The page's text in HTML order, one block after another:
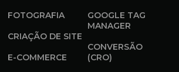
FOTOGRAFIA
CRIAÇÃO DE SITE
E-COMMERCE
GOOGLE TAG
MANAGER
CONVERSÃO
(CRO)